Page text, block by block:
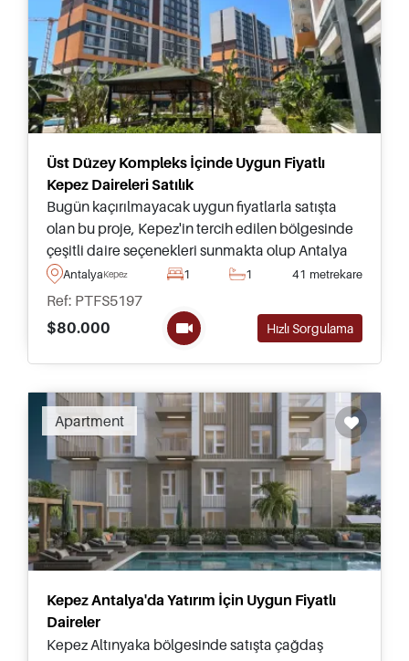
Üst Düzey Kompleks İçinde Uygun Fiyatlı
Kepez Daireleri Satılık
Bugün kaçırılmayacak uygun fiyatlarla satışta
olan bu proje, Kepez'in tercih edilen bölgesinde
çeşitli daire seçenekleri sunmakta olup Antalya
Uluslararası Havalimanı'na sadece 15 dakika
sürüş mesafesindedir, evinizden kolay ulaşım
sağlamaktadır.
AntalyaKepez 1 1 41 metrekare
Ref: PTFS5197
$80.000
Hızlı Sorgulama
Apartment
Kepez Antalya'da Yatırım İçin Uygun Fiyatlı
Daireler
Kepez Altınyaka bölgesinde satışta çağdaş